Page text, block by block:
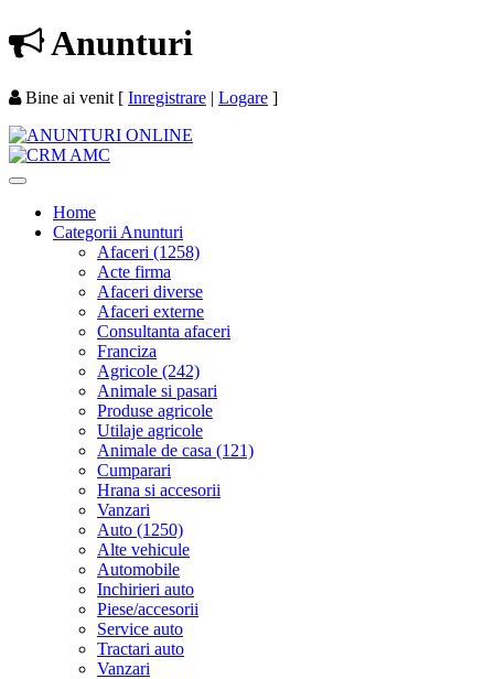
Anunturi
Bine ai venit [ Inregistrare | Logare ]
Home
Categorii Anunturi
Afaceri (1258)
Acte firma
Afaceri diverse
Afaceri externe
Consultanta afaceri
Franciza
Agricole (242)
Animale si pasari
Produse agricole
Utilaje agricole
Animale de casa (121)
Cumparari
Hrana si accesorii
Vanzari
Auto (1250)
Alte vehicule
Automobile
Inchirieri auto
Piese/accesorii
Service auto
Tractari auto
Vanzari